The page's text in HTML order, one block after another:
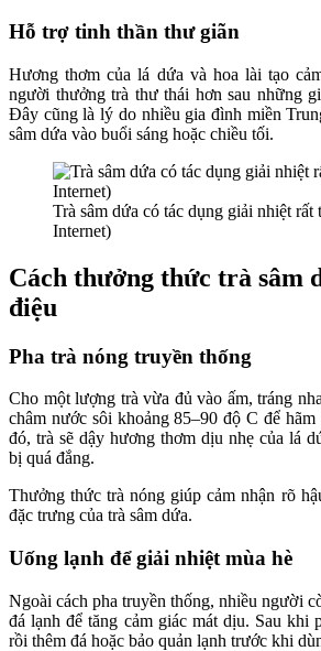
Hỗ trợ tinh thần thư giãn
Hương thơm của lá dứa và hoa lài tạo
người thưởng trà thư thái hơn sau những
Đây cũng là lý do nhiều gia đình miền
sâm dứa vào buổi sáng hoặc chiều tối.
Trà sâm dứa có tác dụng giải nhiệt rất
Internet)
Cách thưởng thức trà sâm
điệu
Pha trà nóng truyền thống
Cho một lượng trà vừa đủ vào ấm, tráng
châm nước sôi khoảng 85–90 độ C để
đó, trà sẽ dậy hương thơm dịu nhẹ của lá
bị quá đắng.
Thưởng thức trà nóng giúp cảm nhận rõ
đặc trưng của trà sâm dứa.
Uống lạnh để giải nhiệt mùa hè
Ngoài cách pha truyền thống, nhiều người
đá lạnh để tăng cảm giác mát dịu. Sau khi
rồi thêm đá hoặc bảo quản lạnh trước khi